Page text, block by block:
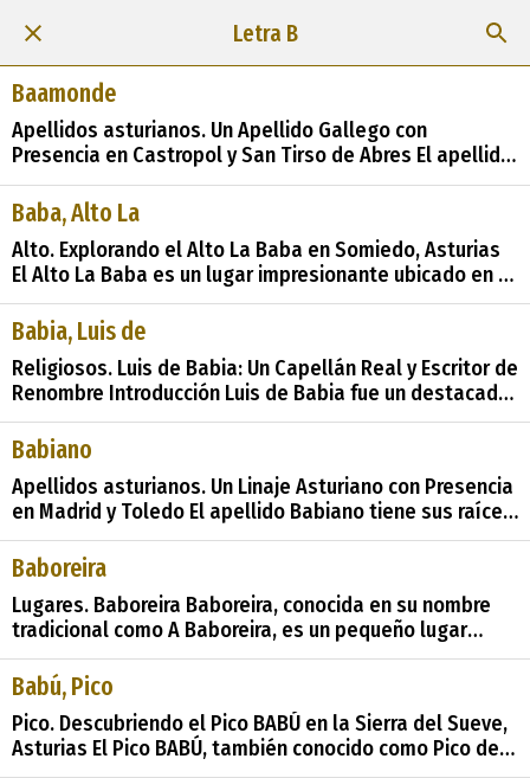
Letra B
Baamonde
Apellidos asturianos. Un Apellido Gallego con
Presencia en Castropol y San Tirso de Abres El apellido
Baamonde es de origen gallego y tiene una
interesante historia que se extiende hasta los
concejos de Castropol y San Tirso de Abres. Además,
este linaje posee un distintivo escudo de armas que
refleja su identidad y
Baba, Alto La
Alto. Explorando el Alto La Baba en Somiedo, Asturias
El Alto La Baba es un lugar impresionante ubicado en el
hermoso concejo de Somiedo, Asturias, que ofrece a
los amantes de la naturaleza la oportunidad de
explorar un entorno montañoso espectacular. Descubre
más sobre esta elevación astur
Babia, Luis de
Religiosos. Luis de Babia: Un Capellán Real y Escritor de
Renombre Introducción Luis de Babia fue un destacado
capellán real en Granada, conocido por su contribución
a la literatura y la historia en el siglo XVII. Su legado se
caracteriza por la profesionalidad y la confianza que
inspir&#243
Babiano
Apellidos asturianos. Un Linaje Asturiano con Presencia
en Madrid y Toledo El apellido Babiano tiene sus raíces
en Asturias, una región de España conocida por su
belleza natural y rica historia. A lo largo del tiempo,
este linaje se extendió hacia nuevas tierras, llegando a
establecerse en Madrid y To
Baboreira
Lugares. Baboreira Baboreira, conocida en su nombre
tradicional como A Baboreira, es un pequeño lugar
ubicado en la parroquia de Bullaso, en el municipio de
Illano. Este pintoresco rincón se encuentra a una
distancia de 13,00 km de la capital municipal, Illano, y
está situado a una altitud de
Babú, Pico
Pico. Descubriendo el Pico BABÚ en la Sierra del Sueve,
Asturias El Pico BABÚ, también conocido como Pico de
Los Cuervos o Pico de Los Foyos, es un impresionante